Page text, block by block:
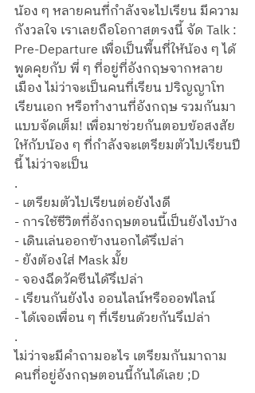
น้อง ๆ หลายคนที่กำลังจะไปเรียน มีความ
กังวลใจ เราเลยถือโอกาสตรงนี้ จัด Talk :
Pre-Departure เพื่อเป็นพื้นที่ให้น้อง ๆ ได้
พูดคุยกับ พี่ ๆ ที่อยู่ที่อังกฤษจากหลาย
เมือง ไม่ว่าจะเป็นคนที่เรียน ปริญญาโท
เรียนเอก หรือทำงานที่อังกฤษ รวมกันมา
แบบจัดเต็ม! เพื่อมาช่วยกันตอบข้อสงสัย
ให้กับน้อง ๆ ที่กำลังจะเตรียมตัวไปเรียนปี
นี้ ไม่ว่าจะเป็น
.
- เตรียมตัวไปเรียนต่อยังไงดี
- การใช้ชีวิตที่อังกฤษตอนนี้เป็นยังไงบ้าง
- เดินเล่นออกข้างนอกได้รึเปล่า
- ยังต้องใส่ Mask มั้ย
- จองฉีดวัคซีนได้รึเปล่า
- เรียนกันยังไง ออนไลน์หรือออฟไลน์
- ได้เจอเพื่อน ๆ ที่เรียนด้วยกันรึเปล่า
.
ไม่ว่าจะมีคำถามอะไร เตรียมกันมาถาม
คนที่อยู่อังกฤษตอนนี้กันได้เลย ;D